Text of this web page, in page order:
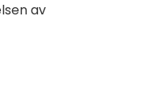
av